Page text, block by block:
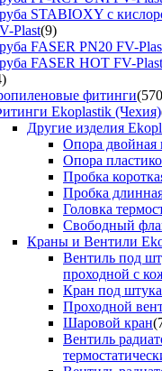
STABIOXY с
Plast(9)
FASER PN20 FV-
FASER HOT FV-Plast
фитинги
Ekoplastik (Чехия)
Другие изделия
Опора двойная
Опора
Пробка
Пробка
Головка
Свободный
Краны и Вентили
Вентиль под
проходной с
Кран под
Проходной
Шаровой кран
Вентиль